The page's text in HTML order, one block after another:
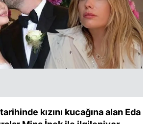
kızını kucağına alan Eda